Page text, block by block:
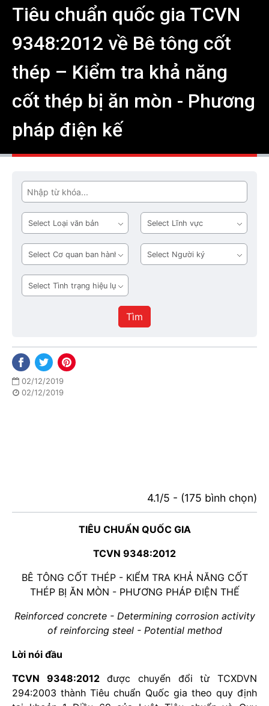
Tiêu chuẩn quốc gia TCVN
9348:2012 về Bê tông cốt
thép – Kiểm tra khả năng
cốt thép bị ăn mòn - Phương
pháp điện kế
Tìm
Loại
văn
bản
Lĩnh
vực
Cơ
quan
ban
hành
Người
ký
Tình
trạng
Tìm
02/12/2019
02/12/2019
4.1/5 - (175 bình chọn)
TIÊU CHUẨN QUỐC GIA
TCVN 9348:2012
BÊ TÔNG CỐT THÉP - KIỂM TRA KHẢ NĂNG CỐT
THÉP BỊ ĂN MÒN - PHƯƠNG PHÁP ĐIỆN THẾ
Reinforced concrete - Determining corrosion activity
of reinforcing steel - Potential method
Lời nói đầu
TCVN 9348:2012được chuyển đổi từ TCXDVN
294:2003 thành Tiêu chuẩn Quốc gia theo quy định